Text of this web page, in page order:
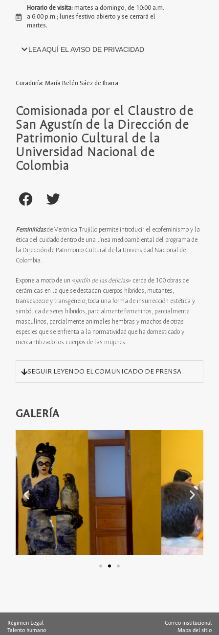
Horario de visita:martes a domingo, de 10:00 a.m.
a 6:00 p.m.; lunes festivo abierto y se cerrará el
martes.
LEA AQUÍ ELAVISO DE PRIVACIDAD
Curaduría: María Belén Sáez de Ibarra
Comisionada por el Claustro de
San Agustín de la Dirección de
Patrimonio Cultural de la
Universidad Nacional de
Colombia
Feminíridasde Verónica Trujillo permite introducir el ecofeminismo y la
ética del cuidado dentro de una línea medioambiental del programa de
la Dirección de Patrimonio Cultural de la Universidad Nacional de
Colombia.
Expone a modo de un «jardín de las delicias» cerca de 100 obras de
cerámicas en la que se destacan cuerpos híbridos, mutantes,
transespecie y transgénero; toda una forma de insurrección estética y
simbólica de seres híbridos, parcialmente femeninos, parcialmente
masculinos, parcialmente animales hembras y machos de otras
especies que se enfrenta a la normatividad que ha domesticado y
mercantilizado los cuerpos de las mujeres.
SEGUIR LEYENDO EL COMUNICADO DE PRENSA
GALERÍA
Régimen Legal
Talento humano
Correo institucional
Mapa del sitio